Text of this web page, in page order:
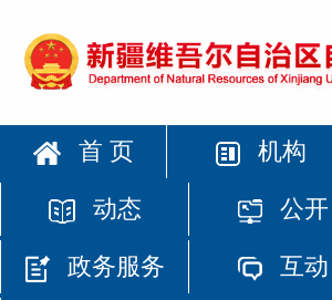
首 页 机构
动态 公开
政务服务 互动